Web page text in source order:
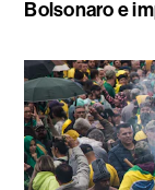
Bolsonaro e